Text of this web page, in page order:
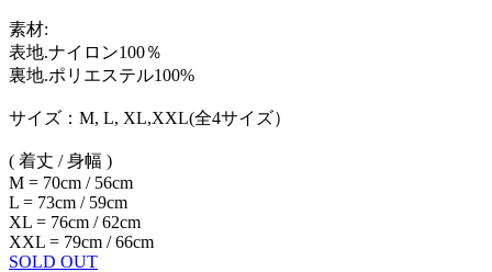
素材:
表地.ナイロン100％
裏地.ポリエステル100%
サイズ：M, L, XL,XXL(全4サイズ）
( 着丈 / 身幅 )
M = 70cm / 56cm
L = 73cm / 59cm
XL = 76cm / 62cm
XXL = 79cm / 66cm
SOLD OUT